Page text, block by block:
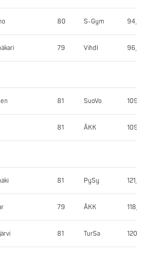
80 S-Gym 94,50
79 VihdI 96,55
81 SuoVo 109,60
81 ÅKK 109,70
81 PySy 121,80
79 ÅKK 118,05
81 TurSa 120,75